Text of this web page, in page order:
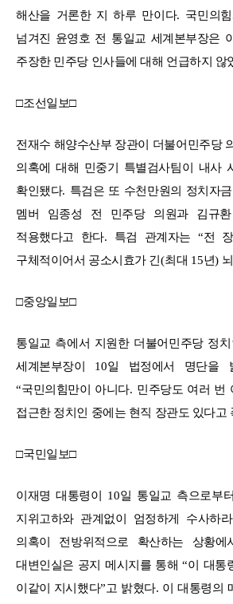
해산을 거론한 지 하루 만이다. 국민의
넘겨진 윤영호 전 통일교 세계본부장은
주장한 민주당 인사들에 대해 언급하지 않
□조선일보□
전재수 해양수산부 장관이 더불어민주당
의혹에 대해 민중기 특별검사팀이 내사
확인됐다. 특검은 또 수천만원의 정치자
멤버 임종성 전 민주당 의원과 김규
적용했다고 한다. 특검 관계자는 “전
구체적이어서 공소시효가 긴 (최대 15년)
□중앙일보□
통일교 측에서 지원한 더불어민주당 정
세계본부장이 10일 법정에서 명단을
“국민의힘만이 아니다. 민주당도 여러 번
접근한 정치인 중에는 현직 장관도 있다고
□국민일보□
이재명 대통령이 10일 통일교 측으로부
지위고하와 관계없이 엄정하게 수사하라
의혹이 전방위적으로 확산하는 상황
대변인실은 공지 메시지를 통해“이 대통
이같이 지시했다”고 밝혔다. 이 대통령의